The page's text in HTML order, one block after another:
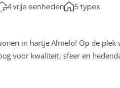
4 vrije eenheden 5 types
in hartje Almelo! Op de
voor kwaliteit, sfeer en